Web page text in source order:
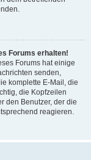
Forums erhalten!
Forums hat einige
senden,
komplette E-Mail, die
die Kopfzeilen
den Benutzer, der die
reagieren.